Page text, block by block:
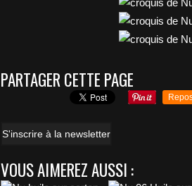
PARTAGER CETTE PAGE
S'inscrire à la newsletter
VOUS AIMEREZ AUSSI :